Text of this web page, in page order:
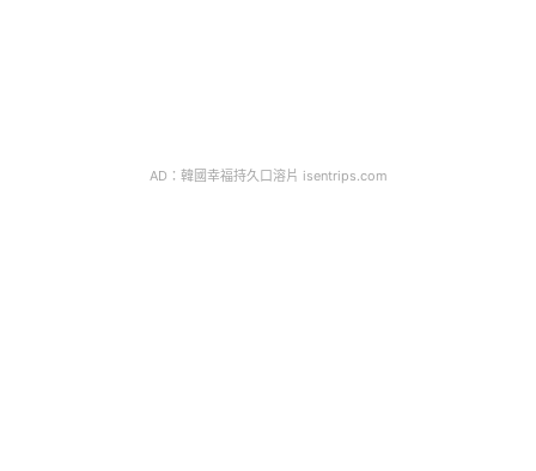
AD：韓國幸福持久口溶片 isentrips.com